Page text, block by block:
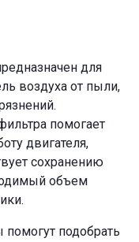
для
воздуха от пыли,
помогает
двигателя,
сохранению
объем
подобрать